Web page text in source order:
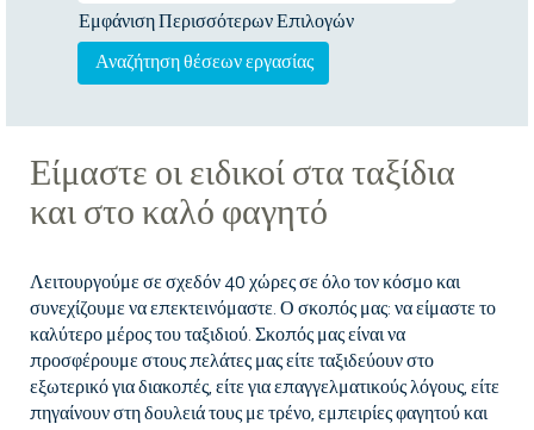
Εμφάνιση Περισσότερων Επιλογών
Είμαστε οι ειδικοί στα ταξίδια
και στο καλό φαγητό
Λειτουργούμε σε σχεδόν 40 χώρες σε όλο τον κόσμο και
συνεχίζουμε να επεκτεινόμαστε. Ο σκοπός μας: να είμαστε το
καλύτερο μέρος του ταξιδιού. Σκοπός μας είναι να
προσφέρουμε στους πελάτες μας είτε ταξιδεύουν στο
εξωτερικό για διακοπές, είτε για επαγγελματικούς λόγους, είτε
πηγαίνουν στη δουλειά τους με τρένο, εμπειρίες φαγητού και